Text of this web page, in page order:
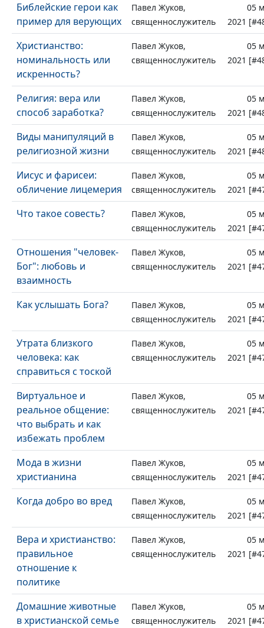
Библейские герои как
пример для верующих
Павел Жуков,
священнослужитель
05
2021
Христианство:
номинальность или
искренность?
Павел Жуков,
священнослужитель
05
2021
Религия: вера или
способ заработка?
Павел Жуков,
священнослужитель
05
2021
Виды манипуляций в
религиозной жизни
Павел Жуков,
священнослужитель
05
2021
Иисус и фарисеи:
обличение лицемерия
Павел Жуков,
священнослужитель
05
2021
Что такое совесть?
Павел Жуков,
священнослужитель
05
2021
Отношения "человек-
Бог": любовь и
взаимность
Павел Жуков,
священнослужитель
05
2021
Как услышать Бога?
Павел Жуков,
священнослужитель
05
2021
Утрата близкого
человека: как
справиться с тоской
Павел Жуков,
священнослужитель
05
2021
Виртуальное и
реальное общение:
что выбрать и как
избежать проблем
Павел Жуков,
священнослужитель
05
2021
Мода в жизни
христианина
Павел Жуков,
священнослужитель
05
2021
Когда добро во вред
Павел Жуков,
священнослужитель
05
2021
Вера и христианство:
правильное
отношение к
политике
Павел Жуков,
священнослужитель
05
2021
Домашние животные
в христианской семье
Павел Жуков,
священнослужитель
05
2021